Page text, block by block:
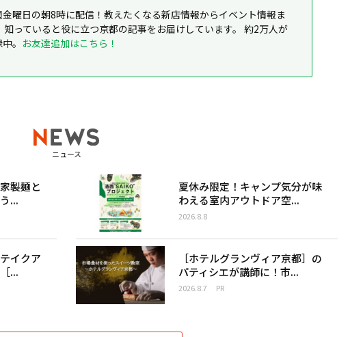
金曜日の朝8時に配信！教えたくなる新店情報からイベント情報ま
知っていると役に立つ京都の記事をお届けしています。 約2万人が
。 お友達追加はこちら！
ニュース
製麺と
...
夏休み限定！キャンプ気分が味
わえる室内アウトドア空...
2026.8.8
イクア
...
［ホテルグランヴィア京都］の
パティシエが講師に！市...
2026.8.7 PR